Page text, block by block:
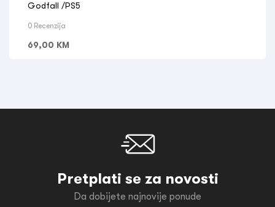
Godfall /PS5
0 Recenzija
69,00 KM
Pretplati se za novosti
Da dobijete najnovije ponude